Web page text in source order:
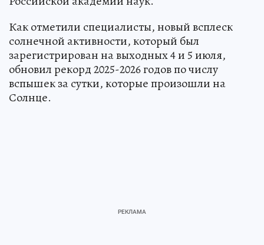
Как отметили специалисты, новый всплеск
солнечной активности, который был
зарегистрирован на выходных 4 и 5 июля,
обновил рекорд 2025-2026 годов по числу
вспышек за сутки, которые произошли на
Солнце.